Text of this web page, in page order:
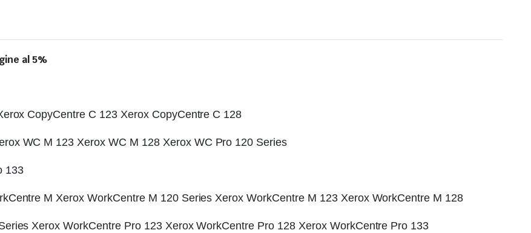
al 5%
CopyCentre C 123 Xerox CopyCentre C 128
WC M 123 Xerox WC M 128 Xerox WC Pro 120 Series
133
M Xerox WorkCentre M 120 Series Xerox WorkCentre M 123 Xerox WorkCentre M 128
Xerox WorkCentre Pro 123 Xerox WorkCentre Pro 128 Xerox WorkCentre Pro 133